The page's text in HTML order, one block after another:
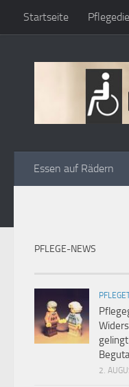
Zum Inhalt springen
Startseite
Essen auf Rädern
PFLEGE-NEWS
2.